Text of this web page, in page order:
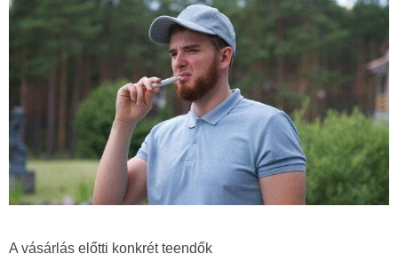
A vásárlás előtti konkrét teendők